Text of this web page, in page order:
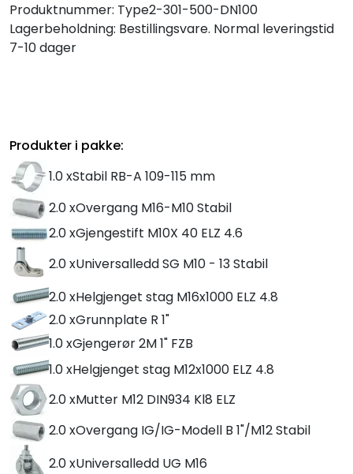
Produktnummer: Type2-301-500-DN100
Lagerbeholdning: Bestillingsvare. Normal leveringstid
7-10 dager
Produkter i pakke:
1.0 xStabil RB-A 109-115 mm
2.0 xOvergang M16-M10 Stabil
2.0 xGjengestift M10X 40 ELZ 4.6
2.0 xUniversalledd SG M10 - 13 Stabil
2.0 xHelgjenget stag M16x1000 ELZ 4.8
2.0 xGrunnplate R 1"
1.0 xGjengerør 2M 1" FZB
1.0 xHelgjenget stag M12x1000 ELZ 4.8
2.0 xMutter M12 DIN934 Kl8 ELZ
2.0 xOvergang IG/IG-Modell B 1"/M12 Stabil
2.0 xUniversalledd UG M16